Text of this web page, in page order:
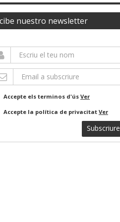
nuestro newsletter
Accepte els terminos d'ús Ver
Accepte la política de privacitat Ver
Subscriure